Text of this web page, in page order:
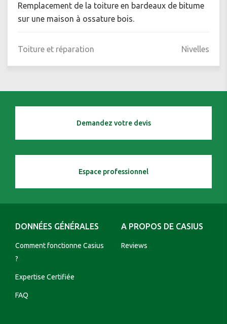
Remplacement de la toiture en bardeaux de bitume
sur une maison à ossature bois.
Toiture et réparation Nivelles
Demandez votre devis
Espace professionnel
DONNÉES GÉNÉRALES
Comment fonctionne Casius
?
Expertise Certifiée
FAQ
A PROPOS DE CASIUS
Reviews